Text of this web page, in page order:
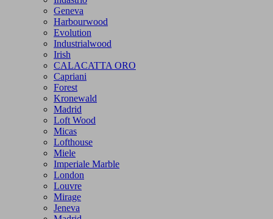
Geneva
Harbourwood
Evolution
Industrialwood
Irish
CALACATTA ORO
Capriani
Forest
Kronewald
Madrid
Loft Wood
Micas
Lofthouse
Miele
Imperiale Marble
London
Louvre
Mirage
Jeneva